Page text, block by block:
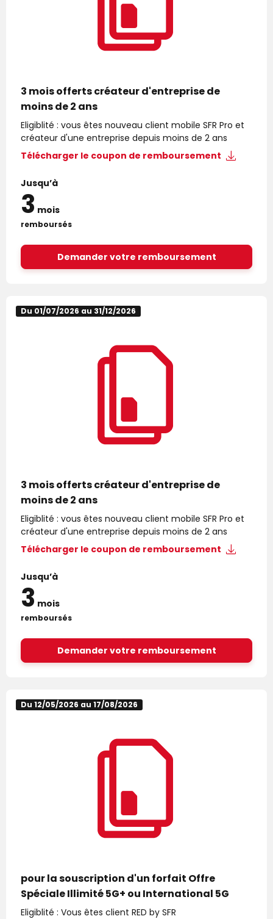
3 mois offerts créateur d'entreprise de
moins de 2 ans
Eligiblité : vous êtes nouveau client mobile SFR Pro et
créateur d'une entreprise depuis moins de 2 ans
Télécharger le coupon de remboursement
Jusqu’à
3 mois
remboursés
Demander votre remboursement
Du 01/07/2026 au 31/12/2026
3 mois offerts créateur d'entreprise de
moins de 2 ans
Eligiblité : vous êtes nouveau client mobile SFR Pro et
créateur d'une entreprise depuis moins de 2 ans
Télécharger le coupon de remboursement
Jusqu’à
3 mois
remboursés
Demander votre remboursement
Du 12/05/2026 au 17/08/2026
pour la souscription d'un forfait Offre
Spéciale Illimité 5G+ ou International 5G
Eligiblité : Vous êtes client RED by SFR